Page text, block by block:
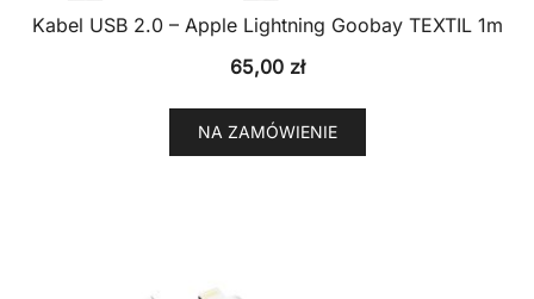
Kabel USB 2.0 – Apple Lightning Goobay TEXTIL 1m
65,00 zł
NA ZAMÓWIENIE